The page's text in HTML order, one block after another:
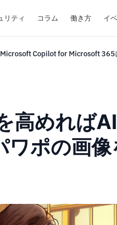
リティ コラム 働き方 イ
Copilot for Microsoft 365
高めれ
ポの画像